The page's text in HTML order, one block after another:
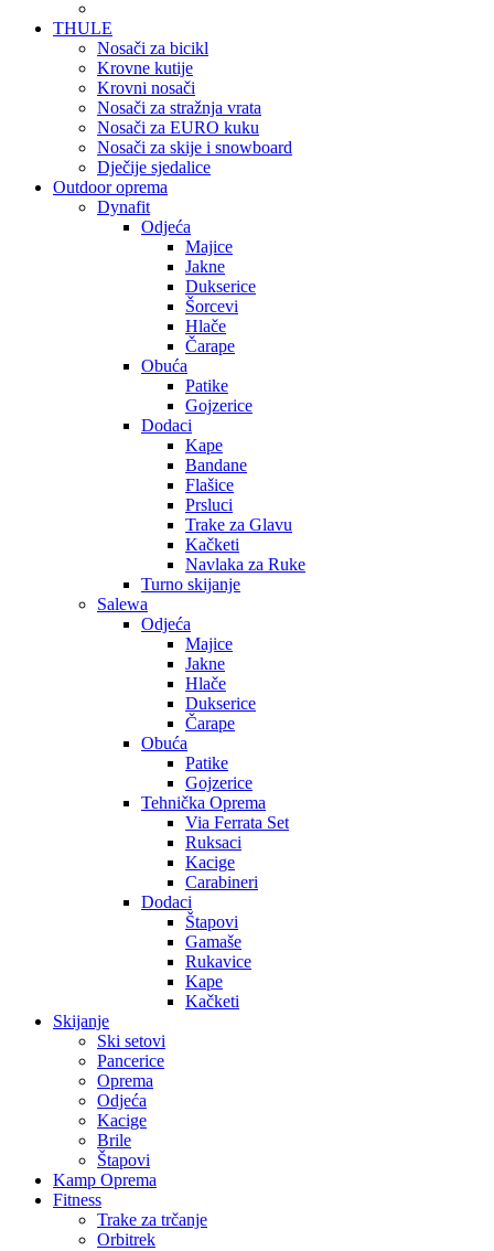
THULE
Nosači za bicikl
Krovne kutije
Krovni nosači
Nosači za stražnja vrata
Nosači za EURO kuku
Nosači za skije i snowboard
Dječije sjedalice
Outdoor oprema
Dynafit
Odjeća
Majice
Jakne
Dukserice
Šorcevi
Hlače
Čarape
Obuća
Patike
Gojzerice
Dodaci
Kape
Bandane
Flašice
Prsluci
Trake za Glavu
Kačketi
Navlaka za Ruke
Turno skijanje
Salewa
Odjeća
Majice
Jakne
Hlače
Dukserice
Čarape
Obuća
Patike
Gojzerice
Tehnička Oprema
Via Ferrata Set
Ruksaci
Kacige
Carabineri
Dodaci
Štapovi
Gamaše
Rukavice
Kape
Kačketi
Skijanje
Ski setovi
Pancerice
Oprema
Odjeća
Kacige
Brile
Štapovi
Kamp Oprema
Fitness
Trake za trčanje
Orbitrek